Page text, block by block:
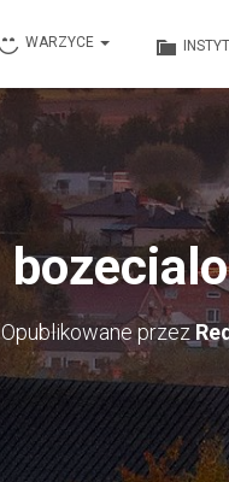
WARZYCE
Opublikowane przez